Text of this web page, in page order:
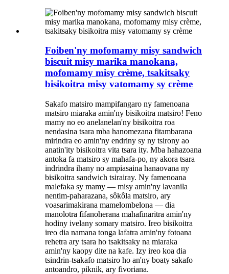
Foiben'ny mofomamy misy sandwich
biscuit misy marika manokana,
mofomamy misy crème, tsakitsaky
bisikoitra misy vatomamy sy crème
Sakafo matsiro mampifangaro ny famenoana
matsiro miaraka amin'ny bisikoitra matsiro! Feno
mamy no eo anelanelan'ny bisikoitra roa
nendasina tsara mba hanomezana fitambarana
mirindra eo amin'ny endriny sy ny tsirony ao
anatin'ity bisikoitra vita tsara ity. Mba hahazoana
antoka fa matsiro sy mahafa-po, ny akora tsara
indrindra ihany no ampiasaina hanaovana ny
bisikoitra sandwich tsirairay. Ny famenoana
malefaka sy mamy — misy amin'ny lavanila
nentim-paharazana, sôkôla matsiro, ary
voasarimakirana mamelombelona — dia
manolotra fifanoherana mahafinaritra amin'ny
hodiny ivelany somary matsiro. Ireo bisikoitra
ireo dia namana tonga lafatra amin'ny fotoana
rehetra ary tsara ho tsakitsaky na miaraka
amin'ny kaopy dite na kafe. Izy ireo koa dia
tsindrin-tsakafo matsiro ho an'ny boaty sakafo
antoandro, piknik, ary fivoriana.